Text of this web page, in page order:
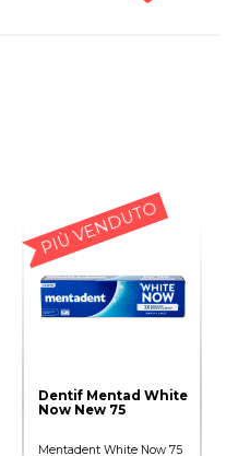
PIÙ VENDUTO
Dentif Mentad White
Now New 75
Mentadent White Now 75